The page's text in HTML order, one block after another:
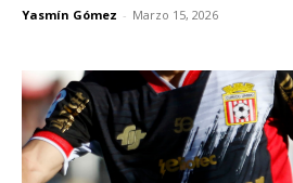
Yasmín Gómez - Marzo 15, 2026